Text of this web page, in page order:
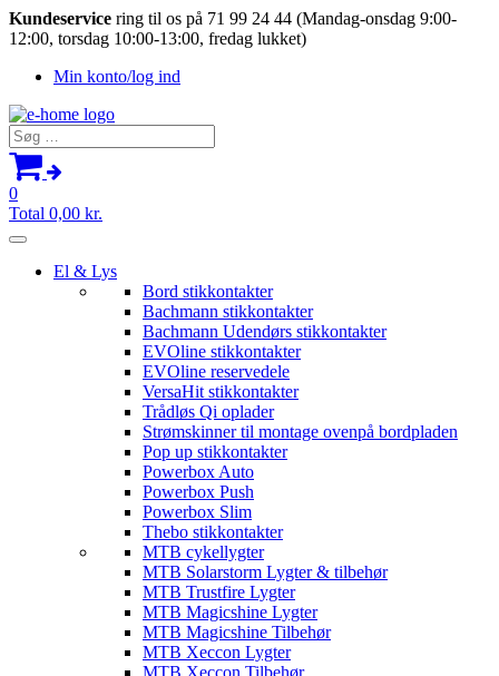
Kundeservice ring til os på 71 99 24 44 (Mandag-onsdag 9:00-
12:00, torsdag 10:00-13:00, fredag lukket)
Min konto/log ind
Søg
efter:
0
Total 0,00 kr.
El & Lys
Bord stikkontakter
Bachmann stikkontakter
Bachmann Udendørs stikkontakter
EVOline stikkontakter
EVOline reservedele
VersaHit stikkontakter
Trådløs Qi oplader
Strømskinner til montage ovenpå bordpladen
Pop up stikkontakter
Powerbox Auto
Powerbox Push
Powerbox Slim
Thebo stikkontakter
MTB cykellygter
MTB Solarstorm Lygter & tilbehør
MTB Trustfire Lygter
MTB Magicshine Lygter
MTB Magicshine Tilbehør
MTB Xeccon Lygter
MTB Xeccon Tilbehør